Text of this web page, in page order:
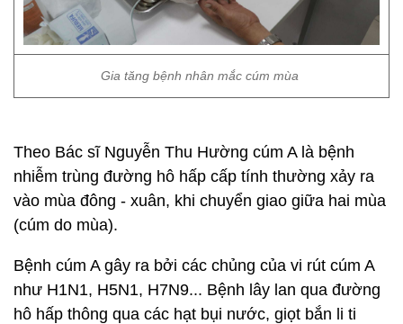
Gia tăng bệnh nhân mắc cúm mùa
Theo Bác sĩ Nguyễn Thu Hường cúm A là bệnh
nhiễm trùng đường hô hấp cấp tính thường xảy ra
vào mùa đông - xuân, khi chuyển giao giữa hai mùa
(cúm do mùa).
Bệnh cúm A gây ra bởi các chủng của vi rút cúm A
như H1N1, H5N1, H7N9... Bệnh lây lan qua đường
hô hấp thông qua các hạt bụi nước, giọt bắn li ti